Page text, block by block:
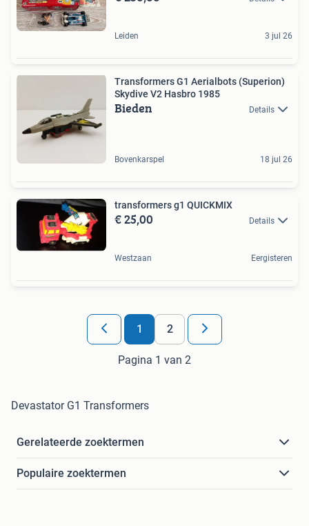
Leiden 3 jul 26
Transformers G1 Aerialbots (Superion)
Skydive V2 Hasbro 1985
Bieden Details
Bovenkarspel 18 jul 26
transformers g1 QUICKMIX
€ 25,00 Details
Westzaan Eergisteren
1 2
Pagina 1 van 2
Devastator G1 Transformers
Gerelateerde zoektermen
Populaire zoektermen